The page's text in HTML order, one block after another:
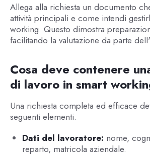
Allega alla richiesta un documento
attività principali e come intendi
working. Questo dimostra
facilitando la valutazione da parte
Cosa deve contenere
di lavoro in smart
Una richiesta completa ed efficace
seguenti elementi.
Dati del lavoratore: nome,
reparto, matricola aziendale.